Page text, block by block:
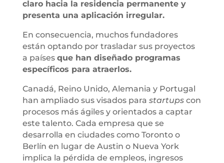
claro hacia la residencia permanente y
presenta una aplicación irregular.
En consecuencia, muchos fundadores
están optando por trasladar sus proyectos
a países que han diseñado programas
específicos para atraerlos.
Canadá, Reino Unido, Alemania y Portugal
han ampliado sus visados para startups con
procesos más ágiles y orientados a captar
este talento. Cada empresa que se
desarrolla en ciudades como Toronto o
Berlín en lugar de Austin o Nueva York
implica la pérdida de empleos, ingresos